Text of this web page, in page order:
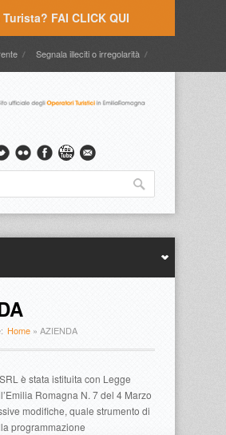
FAI CLICK QUI
Segnala illeciti o irregolarità
Home » AZIENDA
è stata istituita con Legge
Romagna N. 7 del 4 Marzo
modifiche, quale strumento di
programmazione